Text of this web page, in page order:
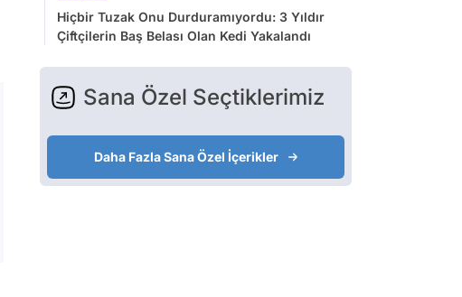
Hiçbir Tuzak Onu Durduramıyordu: 3 Yıldır
Çiftçilerin Baş Belası Olan Kedi Yakalandı
Sana Özel Seçtiklerimiz
Daha Fazla Sana Özel İçerikler